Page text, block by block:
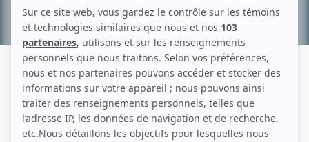
MYLÈNE NOËL
Liens
Fiche de Mylène Noël sur Showbizz.net